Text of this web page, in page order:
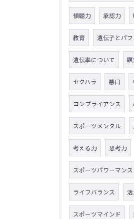
傾聴力 承認力
教育 遺伝子とパ
遺伝率について
セクハラ 悪口
コンプライアンス
スポーツメンタル
考える力 思考力
スポーツパワーマンス
ライフバランス
スポーツマインド